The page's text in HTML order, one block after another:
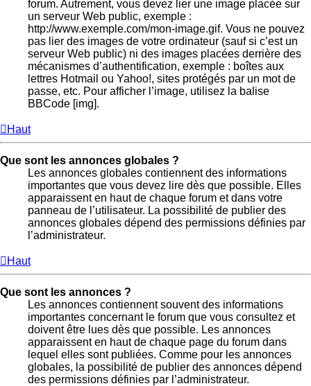
forum. Autrement, vous devez lier une image placée sur
un serveur Web public, exemple :
http://www.exemple.com/mon-image.gif. Vous ne pouvez
pas lier des images de votre ordinateur (sauf si c’est un
serveur Web public) ni des images placées derrière des
mécanismes d’authentification, exemple : boîtes aux
lettres Hotmail ou Yahoo!, sites protégés par un mot de
passe, etc. Pour afficher l’image, utilisez la balise
BBCode [img].
Haut
Que sont les annonces globales ?
Les annonces globales contiennent des informations
importantes que vous devez lire dès que possible. Elles
apparaissent en haut de chaque forum et dans votre
panneau de l’utilisateur. La possibilité de publier des
annonces globales dépend des permissions définies par
l’administrateur.
Haut
Que sont les annonces ?
Les annonces contiennent souvent des informations
importantes concernant le forum que vous consultez et
doivent être lues dès que possible. Les annonces
apparaissent en haut de chaque page du forum dans
lequel elles sont publiées. Comme pour les annonces
globales, la possibilité de publier des annonces dépend
des permissions définies par l’administrateur.